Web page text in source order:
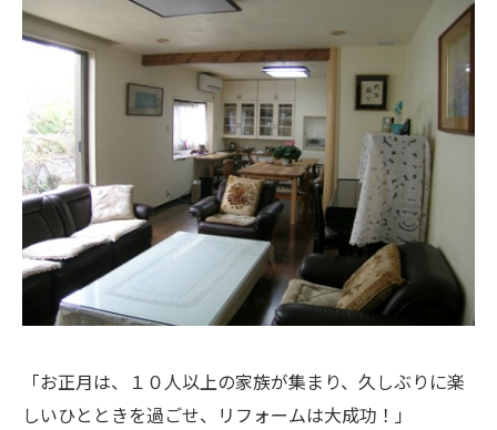
「お正月は、１０人以上の家族が集まり、久しぶりに楽
しいひとときを過ごせ、リフォームは大成功！」